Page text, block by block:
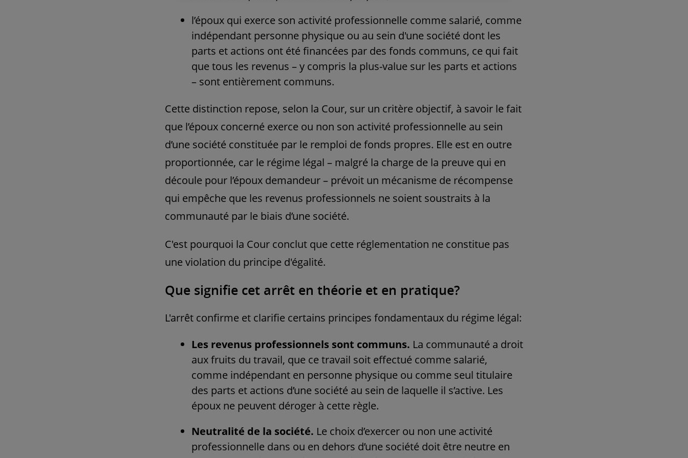
l’époux qui exerce son activité professionnelle comme salarié, comme
indépendant personne physique ou au sein d'une société dont les
parts et actions ont été financées par des fonds communs, ce qui fait
que tous les revenus – y compris la plus-value sur les parts et actions
– sont entièrement communs.
Cette distinction repose, selon la Cour, sur un critère objectif, à savoir le fait
que l’époux concerné exerce ou non son activité professionnelle au sein
d’une société constituée par le remploi de fonds propres. Elle est en outre
proportionnée, car le régime légal – malgré la charge de la preuve qui en
découle pour l’époux demandeur – prévoit un mécanisme de récompense
qui empêche que les revenus professionnels ne soient soustraits à la
communauté par le biais d’une société.
C'est pourquoi la Cour conclut que cette réglementation ne constitue pas
une violation du principe d'égalité.
Que signifie cet arrêt en théorie et en pratique?
L'arrêt confirme et clarifie certains principes fondamentaux du régime légal:
Les revenus professionnels sont communs. La communauté a droit
aux fruits du travail, que ce travail soit effectué comme salarié,
comme indépendant en personne physique ou comme seul titulaire
des parts et actions d’une société au sein de laquelle il s’active. Les
époux ne peuvent déroger à cette règle.
Neutralité de la société. Le choix d’exercer ou non une activité
professionnelle dans ou en dehors d’une société doit être neutre en